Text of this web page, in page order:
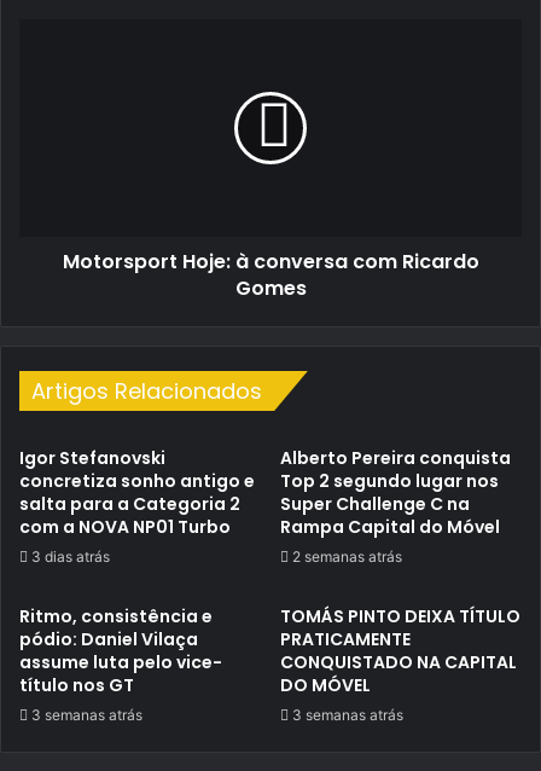
Motorsport Hoje: à conversa com Ricardo
Gomes
Artigos Relacionados
Igor Stefanovski
concretiza sonho antigo e
salta para a Categoria 2
com a NOVA NP01 Turbo
3 dias atrás
Alberto Pereira conquista
Top 2 segundo lugar nos
Super Challenge C na
Rampa Capital do Móvel
2 semanas atrás
Ritmo, consistência e
pódio: Daniel Vilaça
assume luta pelo vice-
título nos GT
3 semanas atrás
TOMÁS PINTO DEIXA TÍTULO
PRATICAMENTE
CONQUISTADO NA CAPITAL
DO MÓVEL
3 semanas atrás